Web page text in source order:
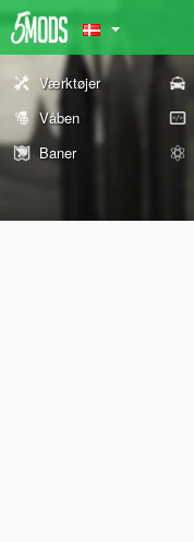
Værktøjer
Våben
Baner